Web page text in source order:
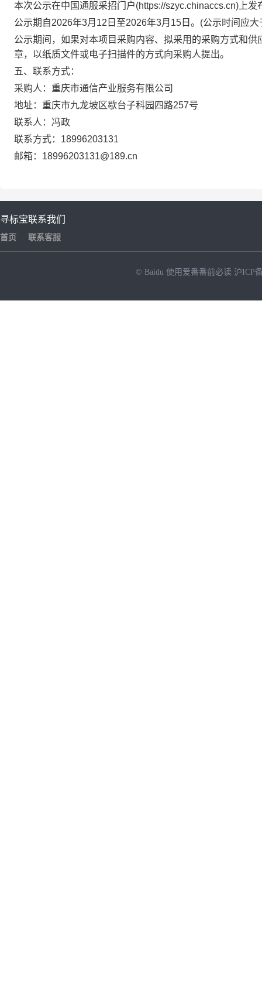
本次公示在中国通服采招门户(https://szyc.chinaccs.cn)上
公示期自2026年3月12日至2026年3月15日。(公示时间应
公示期间，如果对本项目采购内容、拟采用的采购方式和
章，以纸质文件或电子扫描件的方式向采购人提出。
五、 联系方式：
采购人： 重庆市通信产业服务有限公司
地址：重庆市九龙坡区歇台子科园四路257号
联系人：冯政
联系方式： 18996203131
邮箱： 18996203131@189.cn
寻标宝
首页
联系我们
联系客服
© Baidu 使用爱番番前必读 沪ICP